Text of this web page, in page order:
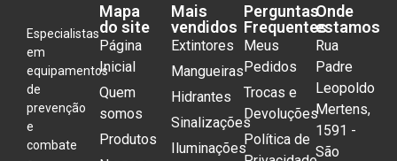
Especialistas
em
equipamentos
de
prevenção
e
combate
Mapa
do site
Página
Inicial
Quem
somos
Produtos
Mais
vendidos
Extintores
Mangueiras
Hidrantes
Sinalizações
Iluminações
Perguntas
Frequentes
Meus
Pedidos
Trocas e
Devoluções
Política de
Onde
estamos
Rua
Padre
Leopoldo
Mertens,
1591 -
São